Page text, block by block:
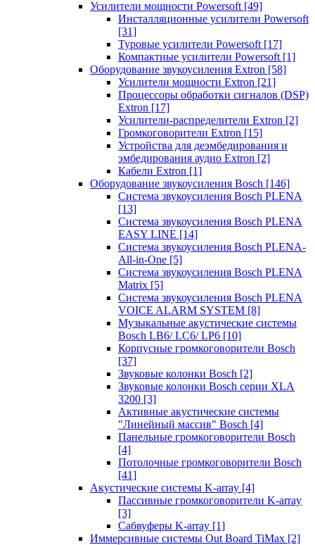
Усилители мощности Powersoft [49]
Инсталляционные усилители Powersoft
[31]
Туровые усилители Powersoft [17]
Компактные усилители Powersoft [1]
Оборудование звукоусиления Extron [58]
Усилители мощности Extron [21]
Процессоры обработки сигналов (DSP)
Extron [17]
Усилители-распределители Extron [2]
Громкоговорители Extron [15]
Устройства для деэмбедирования и
эмбедирования аудио Extron [2]
Кабели Extron [1]
Оборудование звукоусиления Bosch [146]
Система звукоусиления Bosch PLENA
[13]
Система звукоусиления Bosch PLENA
EASY LINE [14]
Система звукоусиления Bosch PLENA-
All-in-One [5]
Система звукоусиления Bosch PLENA
Matrix [5]
Система звукоусиления Bosch PLENA
VOICE ALARM SYSTEM [8]
Музыкальные акустические системы
Bosch LB6/ LC6/ LP6 [10]
Корпусные громкоговорители Bosch
[37]
Звуковые колонки Bosch [2]
Звуковые колонки Bosch серии XLA
3200 [3]
Активные акустические системы
"Линейный массив" Bosch [4]
Панельные громкоговорители Bosch
[4]
Потолочные громкоговорители Bosch
[41]
Акустические системы K-array [4]
Пассивные громкоговорители K-array
[3]
Сабвуферы K-array [1]
Иммерсивные системы Out Board TiMax [2]